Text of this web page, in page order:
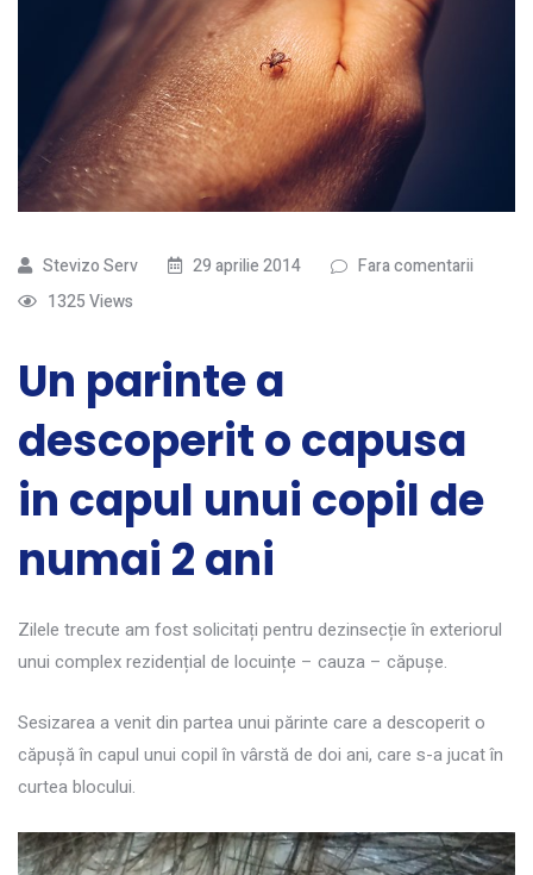
Stevizo Serv 29 aprilie 2014
Fara comentarii
1325 Views
Un parinte a
descoperit o capusa
in capul unui copil de
numai 2 ani
Zilele trecute am fost solicitați pentru dezinsecție în exteriorul
unui complex rezidențial de locuințe – cauza – căpușe.
Sesizarea a venit din partea unui părinte care a descoperit o
căpușă în capul unui copil în vârstă de doi ani, care s-a jucat în
curtea blocului.